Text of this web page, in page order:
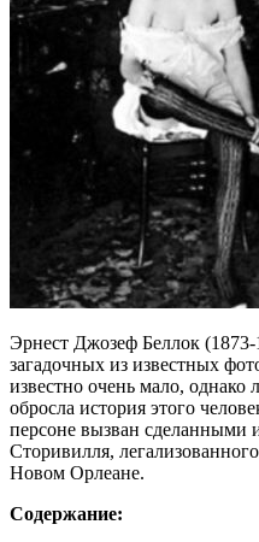
Эрнест Джозеф Беллок
загадочных из известных
известно очень мало, однако
обросла история этого
персоне вызван сделанными
Сторивилля,
Новом Орлеане.
Содержание: